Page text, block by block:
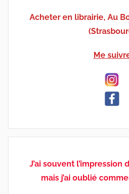
Acheter en librairie, Au
Me
J’ai souvent l’impression
mais j’ai oublié